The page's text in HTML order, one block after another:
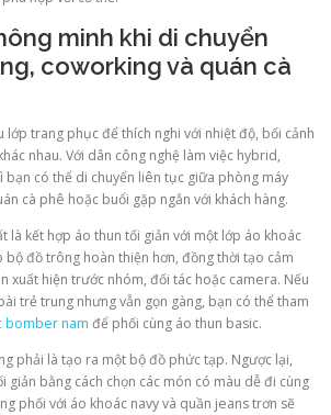
minh khi di chuyển
coworking và quán cà
lớp trang phục để thích nghi với nhiệt độ, bối cảnh
nhau. Với dân công nghệ làm việc hybrid,
bạn có thể di chuyển liên tục giữa phòng máy
cà phê hoặc buổi gặp ngắn với khách hàng.
là kết hợp áo thun tối giản với một lớp áo khoác
bộ đồ trông hoàn thiện hơn, đồng thời tạo cảm
xuất hiện trước nhóm, đối tác hoặc camera. Nếu
trẻ trung nhưng vẫn gọn gàng, bạn có thể tham
bomber nam để phối cùng áo thun basic.
phải là tạo ra một bộ đồ phức tạp. Ngược lại,
giản bằng cách chọn các món có màu dễ đi cùng
phối với áo khoác navy và quần jeans trơn sẽ